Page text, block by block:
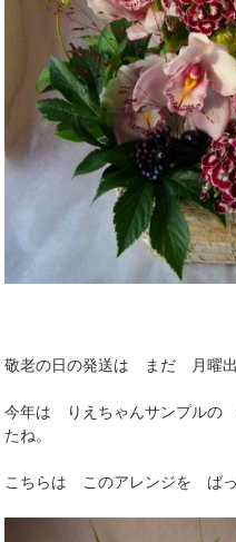
敬老の日の発送は まだ 月曜出
今年は りえちゃんサンプルの
たね。
こちらは このアレンジを ば